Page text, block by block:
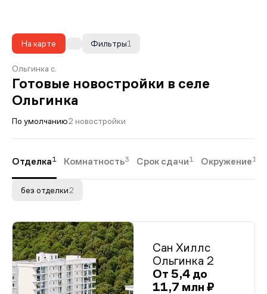
На карте 1
Фильтры
Ольгинка с.
Готовые новостройки в селе
Ольгинка
По умолчанию2 новостройки
Отделка1 Комнатность3 Срок сдачи1 Окружение1
без отделки2
Сан Хиллс
Ольгинка 2
От 5,4 до
11,7 млн ₽